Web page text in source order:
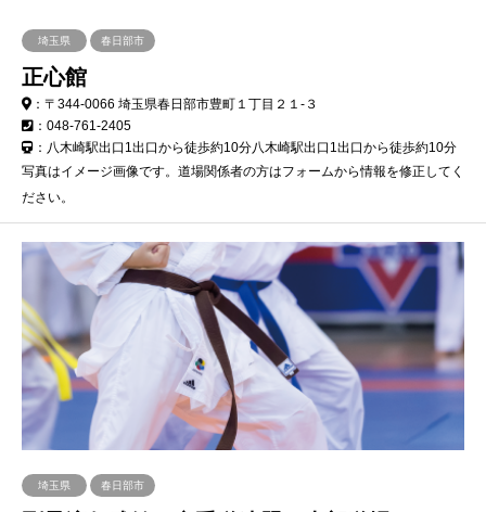
埼玉県 春日部市
正心館
：〒344-0066 埼玉県春日部市豊町１丁目２１-３
：048-761-2405
：八木崎駅出口1出口から徒歩約10分八木崎駅出口1出口から徒歩約10分
写真はイメージ画像です。道場関係者の方はフォームから情報を修正してく
ださい。
埼玉県 春日部市